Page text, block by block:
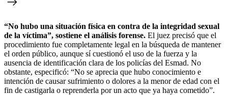
“No hubo una situación física en contra de la integridad sexual
de la víctima”, sostiene el análisis forense. El juez precisó que el
procedimiento fue completamente legal en la búsqueda de mantener
el orden público, aunque sí cuestionó el uso de la fuerza y la
ausencia de identificación clara de los policías del Esmad. No
obstante, especificó: “No se aprecia que hubo conocimiento e
intención de causar sufrimiento o dolores a la menor de edad con el
fin de castigarla o reprenderla por un acto que ya haya cometido”.